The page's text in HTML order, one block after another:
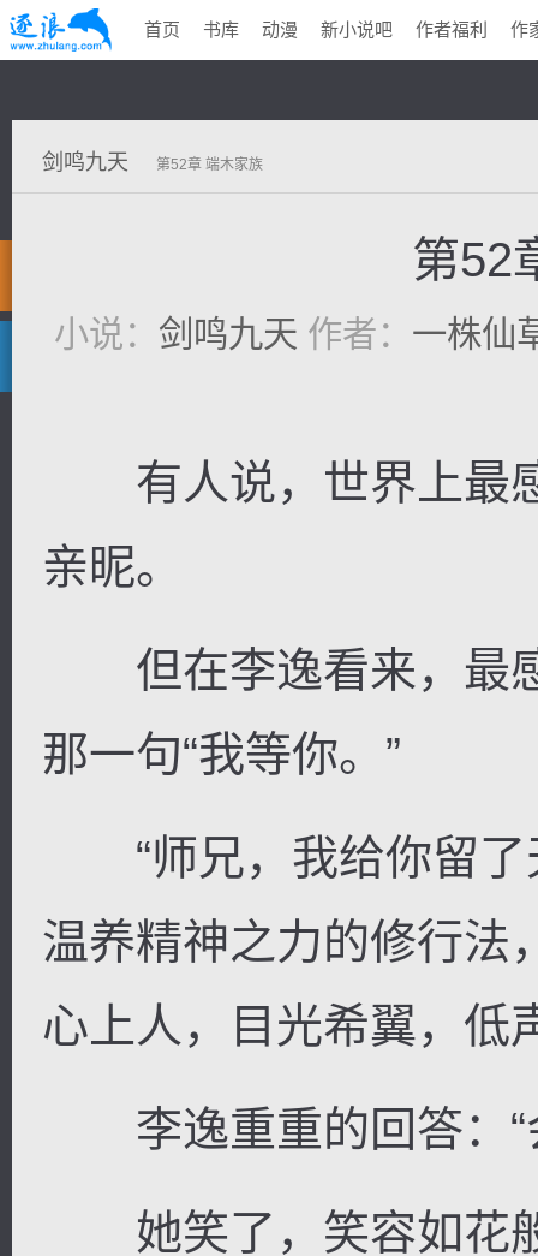
首页 书库 动漫 新小说吧 作者福利 作
剑鸣九天 第52章 端木家族
第52
小说： 剑鸣九天 作者： 一株仙
有人说，世界上最
亲昵。
但在李逸看来，最
那一句“我等你。”
“师兄，我给你留了
温养精神之力的修行法
心上人，目光希翼，低
李逸重重的回答：“
她笑了，笑容如花